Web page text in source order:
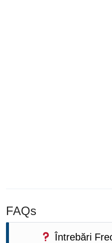
FAQs
Întrebări